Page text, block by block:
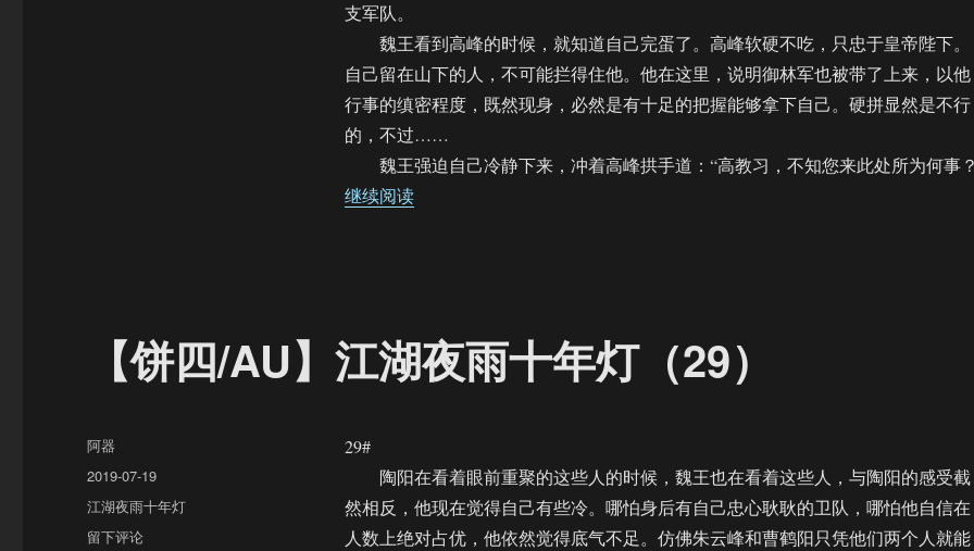
支军队。
魏王看到高峰的时候，就知道自己完蛋了。高峰软硬不吃，只忠于皇帝陛下。
自己留在山下的人，不可能拦得住他。他在这里，说明御林军也被带了上来，以他
行事的缜密程度，既然现身，必然是有十足的把握能够拿下自己。硬拼显然是不行
的，不过……
魏王强迫自己冷静下来，冲着高峰拱手道：“高教习，不知您来此处所为何事
继续阅读“【饼四/AU】江湖夜雨十年灯（30）”
【饼四/AU】江湖夜雨十年灯（29）
29#
陶阳在看着眼前重聚的这些人的时候，魏王也在看着这些人，与陶阳的感受截
然相反，他现在觉得自己有些冷。哪怕身后有自己忠心耿耿的卫队，哪怕他自信在
人数上绝对占优，他依然觉得底气不足。仿佛朱云峰和曹鹤阳只凭他们两个人就能
作
者
阿器
发
布
于
2019-07-19
分
类
江湖夜雨十年灯
于
留下评论